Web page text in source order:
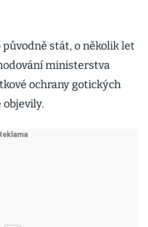
stát, o několik let
ministerstva
ochrany gotických
objevily.